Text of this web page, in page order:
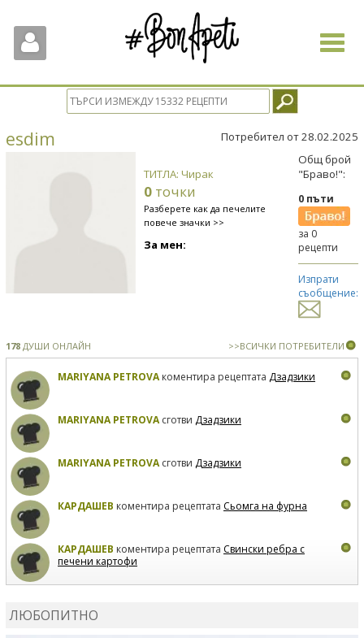
Toggle
esdim Потребител от 28.02.2025
ТИТЛА: Чирак
0 точки
Разберете как да печелите
повече значки >>
За мен:
Общ брой
"Браво!":
0 пъти
за 0
рецепти
Изпрати
съобщение:
178 ДУШИ ОНЛАЙН >>ВСИЧКИ ПОТРЕБИТЕЛИ
MARIYANA PETROVAкоментира рецептата Дзадзики
MARIYANA PETROVAсготви Дзадзики
MARIYANA PETROVAсготви Дзадзики
КАРДАШЕВ коментира рецептата Сьомга на фурна
КАРДАШЕВ коментира рецептата Свински ребра с
печени картофи
ЛЮБОПИТНО